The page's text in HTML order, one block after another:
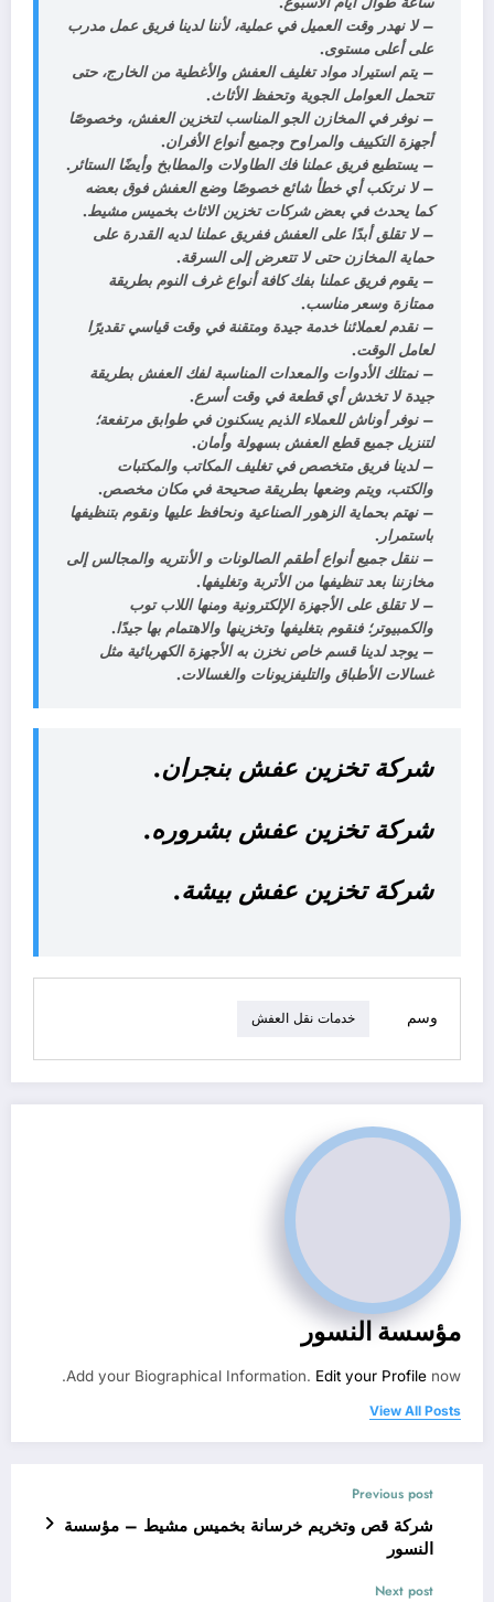
– لا نهدر وقت العميل في عملية، لأننا لدينا فريق عمل مدرب
على أعلى مستوى.
– يتم استيراد مواد تغليف العفش والأغطية من الخارج، حتى
تتحمل العوامل الجوية وتحفظ الأثاث.
– نوفر في المخازن الجو المناسب لتخزين العفش، وخصوصًا
أجهزة التكييف والمراوح وجميع أنواع الأفران.
– يستطيع فريق عملنا فك الطاولات والمطابخ وأيضًا الستائر.
– لا نرتكب أي خطأ شائع خصوصًا وضع العفش فوق بعضه
كما يحدث في بعض شركات تخزين الاثاث بخميس مشيط.
– لا تقلق أبدًا على العفش ففريق عملنا لديه القدرة على
حماية المخازن حتى لا تتعرض إلى السرقة.
– يقوم فريق عملنا بفك كافة أنواع غرف النوم بطريقة
ممتازة وسعر مناسب.
– نقدم لعملائنا خدمة جيدة ومتقنة في وقت قياسي تقديرًا
لعامل الوقت.
– نمتلك الأدوات والمعدات المناسبةلفك العفش بطريقة
جيدة لا تخدش أي قطعة في وقت أسرع.
– نوفر أوناش للعملاء الذيم يسكنون في طوابق مرتفعة؛
لتنزيل جميع قطع العفش بسهولة وأمان.
– لدينا فريق متخصص في تغليف المكاتب والمكتبات
والكتب، ويتم وضعها بطريقة صحيحة في مكان مخصص.
– نهتم بحماية الزهور الصناعية ونحافظ عليها ونقوم بتنظيفها
باستمرار.
– ننقل جميع أنواع أطقم الصالونات و الأنتريه والمجالس إلى
مخازننا بعد تنظيفها من الأتربة وتغليفها.
– لا تقلق على الأجهزة الإلكترونية ومنها اللاب توب
والكمبيوتر؛ فنقوم بتغليفها وتخزينها والاهتمام بها جيدًا.
– يوجد لدينا قسم خاص نخزن به الأجهزة الكهربائية مثل
غسالات الأطباق والتليفزيونات والغسالات.
شركة تخزين عفش بنجران.
شركة تخزين عفش بشروره.
شركة تخزين عفش بيشة.
وسم خدمات نقل العفش
مؤسسة النسور
Add your Biographical Information. Edit your Profile now.
View All Posts
Previous post
شركة قص وتخريم خرسانة بخميس مشيط – مؤسسة
النسور
Next post